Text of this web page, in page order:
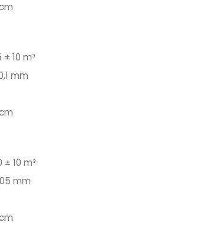
10 m³
mm
10 m³
mm